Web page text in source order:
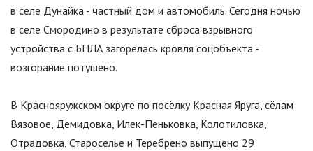
в селе Дунайка - частный дом и автомобиль. Сегодня ночью
в селе Смородино в результате сброса взрывного
устройства с БПЛА загорелась кровля соцобъекта -
возгорание потушено.
В Краснояружском округе по посёлку Красная Яруга, сёлам
Вязовое, Демидовка, Илек-Пеньковка, Колотиловка,
Отрадовка, Староселье и Теребрено выпущено 29